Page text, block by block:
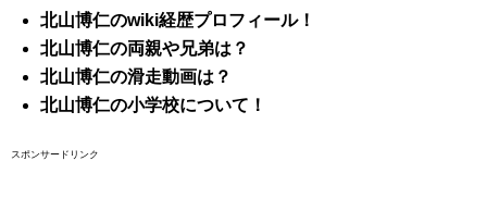
北山博仁のwiki経歴プロフィール！
北山博仁の両親や兄弟は？
北山博仁の滑走動画は？
北山博仁の小学校について！
スポンサードリンク